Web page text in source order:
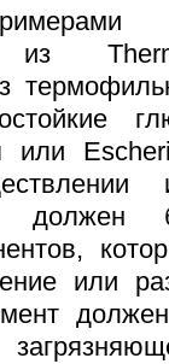
из
или
или